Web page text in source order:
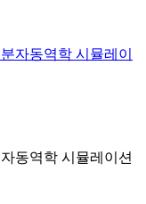
동역학 시뮬레이션